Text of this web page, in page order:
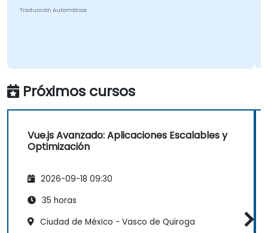
Traducción Automática
Próximos cursos
Vue.js Avanzado: Aplicaciones Escalables y
Optimización
2026-09-18 09:30
35 horas
Ciudad de México - Vasco de Quiroga